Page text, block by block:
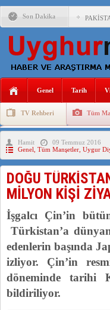
Son Dakika
ÇİN’İN
ÇİN’İN
ÇİN’İN
Genel Tarih
TV Rehberi Tüm
Uygurlarda Düğün ve Cenaze
Hamit
09 Temmuz 2016
Genel Tüm Manşetler Uygur
DOĞU
MİLYON KİŞİ
İşgalcı Çin’in
Türkistan’a
edenlerin başında
izliyor. Çin’in
döneminde tarihi
bildiriliyor.